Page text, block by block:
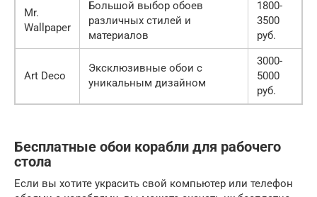
Mr.
Wallpaper
Большой выбор обоев
различных стилей и
материалов
1800-
3500
руб.
Art Deco
Эксклюзивные обои с
уникальным дизайном
3000-
5000
руб.
Бесплатные обои корабли для рабочего
стола
Если вы хотите украсить свой компьютер или телефон